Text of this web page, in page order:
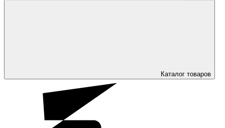
Каталог товаров